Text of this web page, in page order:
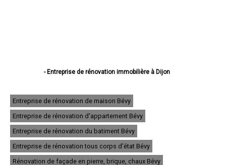
- Entreprise de rénovation immobilière à Dijon
- Entreprise de rénovation immobilière à Talant
- Entreprise de rénovation immobilière à Chevigny-Saint-Sauveur
- Entreprise de rénovation immobilière à Quetigny
- Entreprise de rénovation immobilière à Longvic
- Entreprise de rénovation immobilière à Fontaine-lès-Dijon
- Entreprise de rénovation immobilière à Auxonne
- Entreprise de rénovation immobilière à Saint-Apollinaire
- Entreprise de rénovation immobilière à Châtillon-sur-Seine
Entreprise de rénovation de maison Bévy
Entreprise de rénovation d'appartement Bévy
Entreprise de rénovation du batiment Bévy
Entreprise de rénovation tous corps d'état Bévy
Rénovation de façade en pierre, brique, chaux Bévy